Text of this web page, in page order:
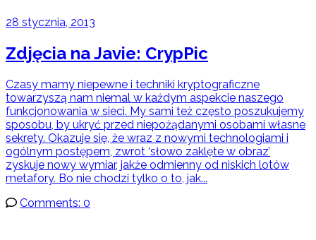
28 stycznia, 2013
Zdjęcia na Javie: CrypPic
Czasy mamy niepewne i techniki kryptograficzne
towarzyszą nam niemal w każdym aspekcie naszego
funkcjonowania w sieci. My sami też często poszukujemy
sposobu, by ukryć przed niepożądanymi osobami własne
sekrety. Okazuje się, że wraz z nowymi technologiami i
ogólnym postępem, zwrot ‘słowo zaklęte w obraz’
zyskuje nowy wymiar, jakże odmienny od niskich lotów
metafory. Bo nie chodzi tylko o to, jak...
Comments: 0